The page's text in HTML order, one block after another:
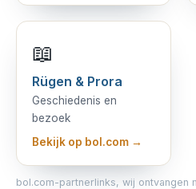
📖
Rügen & Prora
Geschiedenis en
bezoek
Bekijk op bol.com →
bol.com-partnerlinks, wij ontvangen